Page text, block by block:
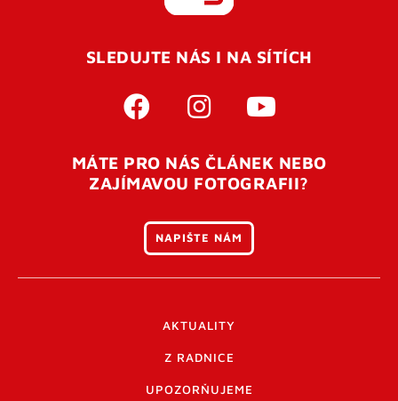
SLEDUJTE NÁS I NA SÍTÍCH
MÁTE PRO NÁS ČLÁNEK NEBO
ZAJÍMAVOU FOTOGRAFII?
NAPIŠTE NÁM
AKTUALITY
Z RADNICE
UPOZORŇUJEME